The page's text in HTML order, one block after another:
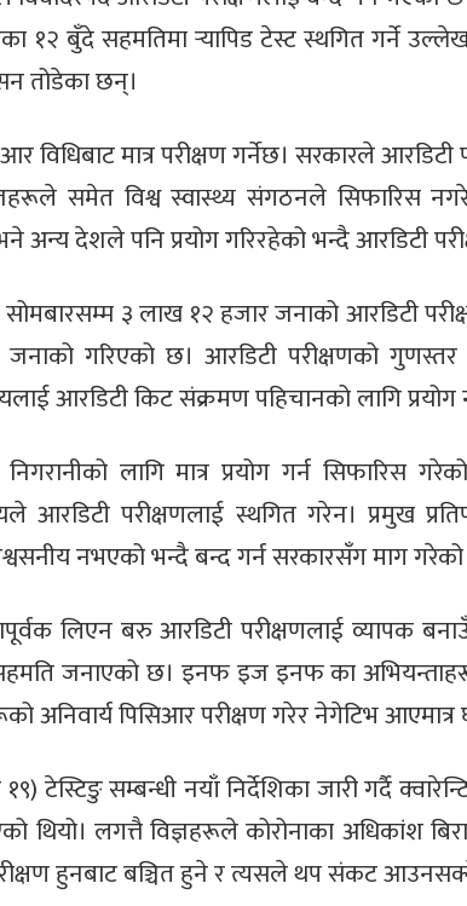
१२ बुँदे सहमतिमा र्‍यापिड टेस्ट स्थगित गर्ने
तोडेका छन्।
विधिबाट मात्र परीक्षण गर्नेछ। सरकारले आरडिटी
समेत विश्व स्वास्थ्य संगठनले सिफारिस
अन्य देशले पनि प्रयोग गरिरहेको भन्दै आरडिटी
३ लाख १२ हजार जनाको आरडिटी
गरिएको छ। आरडिटी परीक्षणको
आरडिटी किट संक्रमण पहिचानको लागि प्रयोग
लागि मात्र प्रयोग गर्न सिफारिस
आरडिटी परीक्षणलाई स्थगित गरेन। प्रमुख
नभएको भन्दै बन्द गर्न सरकारसँग माग गरेको
लिएन बरु आरडिटी परीक्षणलाई व्यापक
सहमति जनाएको छ। इनफ इज इनफ का
अनिवार्य पिसिआर परीक्षण गरेर नेगेटिभ
टेस्टिङु सम्बन्धी नयाँ निर्देशिका जारी गर्दै
थियो। लगत्तै विज्ञहरूले कोरोनाका अधिकांश
हुनबाट बञ्चित हुने र त्यसले थप संकट